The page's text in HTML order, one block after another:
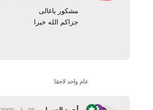
مشكور ياغالى
جزاكم الله خيرا
عام واحد لاحقا